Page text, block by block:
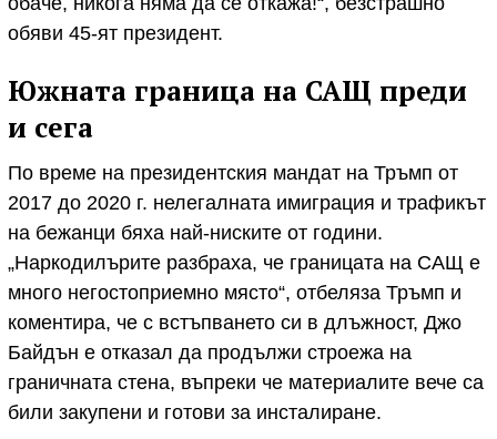
обяви 45-ят президент.
Южната граница на САЩ преди
и сега
По време на президентския мандат на Тръмп от
2017 до 2020 г. нелегалната имиграция и трафикът
на бежанци бяха най-ниските от години.
„Наркодилърите разбраха, че границата на САЩ е
много негостоприемно място“, отбеляза Тръмп и
коментира, че с встъпването си в длъжност, Джо
Байдън е отказал да продължи строежа на
граничната стена, въпреки че материалите вече са
били закупени и готови за инсталиране.